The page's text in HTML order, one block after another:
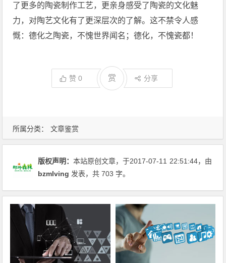
所属分类： 文章鉴赏
了更多的陶瓷制作工艺，更亲身感受了陶瓷的文化魅
力，对陶艺文化有了更深层次的了解。这不禁令人感
慨：德化之陶瓷，不愧世界闻名；德化，不愧瓷都！
赞0 赏 分享
版权声明：本站原创文章，于2017-07-11 22:51:44，由
bzmlving 发表，共 703 字。